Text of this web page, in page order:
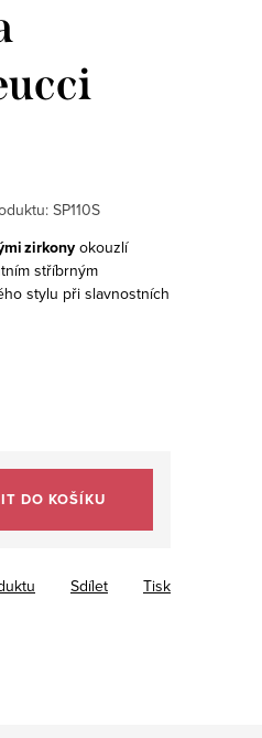
SP110S
zirkony okouzlí
stříbrným
stylu při slavnostních
DO KOŠÍKU
Tisk
Sdílet